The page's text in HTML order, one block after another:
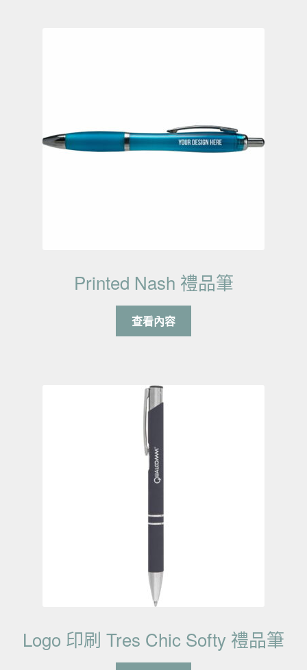
Printed Nash 禮品筆
查看內容
Logo 印刷 Tres Chic Softy 禮品筆